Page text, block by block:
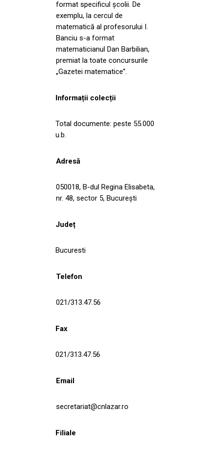
format specificul școlii. De
exemplu, la cercul de
matematică al profesorului I.
Banciu s-a format
matematicianul Dan Barbilian,
premiat la toate concursurile
„Gazetei matematice”.
Informații colecții
Total documente: peste 55.000
u.b.
Adresă
050018, B-dul Regina Elisabeta,
nr. 48, sector 5, București
Județ
Bucuresti
Telefon
021/313.47.56
Fax
021/313.47.56
Email
secretariat@cnlazar.ro
Filiale